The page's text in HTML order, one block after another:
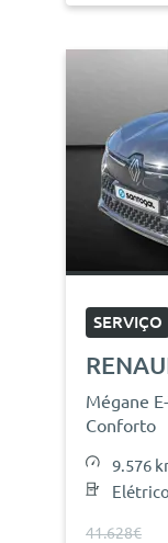
SERVIÇO
Mégane
Conforto
9.576
Elétrico
41.628€